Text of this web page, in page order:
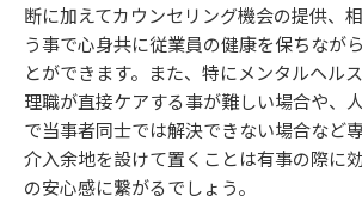
断に加えてカウンセリング機会の提供、
う事で心身共に従業員の健康を保ちなが
とができます。また、特にメンタルヘル
理職が直接ケアする事が難しい場合や、
で当事者同士では解決できない場合など
介入余地を設けて置くことは有事の際に
の安心感に繋がるでしょう。